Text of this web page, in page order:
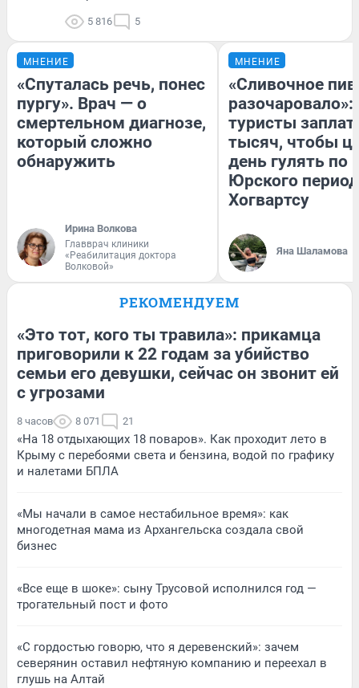
5 816 5
МНЕНИЕ
«Спуталась речь, понес
пургу». Врач — о
смертельном диагнозе,
который сложно
обнаружить
Ирина Волкова
Главврач клиники
«Реабилитация доктора
Волковой»
МНЕНИЕ
«Сливочное
разочаровало»:
туристы
тысяч, чтобы
день гулять по
Юрского
Хогвартсу
Яна Шаламова
РЕКОМЕНДУЕМ
«Это тот, кого ты травила»: прикамца
приговорили к 22 годам за убийство
семьи его девушки, сейчас он звонит ей
с угрозами
8 часов 8 071 21
«На 18 отдыхающих 18 поваров». Как проходит лето в
Крыму с перебоями света и бензина, водой по графику
и налетами БПЛА
«Мы начали в самое нестабильное время»: как
многодетная мама из Архангельска создала свой
бизнес
«Все еще в шоке»: сыну Трусовой исполнился год —
трогательный пост и фото
«С гордостью говорю, что я деревенский»: зачем
северянин оставил нефтяную компанию и переехал в
глушь на Алтай